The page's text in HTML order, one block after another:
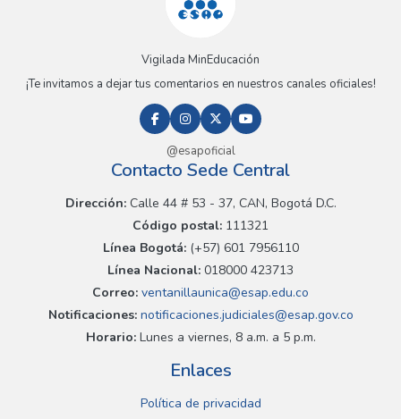
Vigilada MinEducación
¡Te invitamos a dejar tus comentarios en nuestros canales oficiales!
@esapoficial
Contacto Sede Central
Dirección:Calle 44 # 53 - 37, CAN, Bogotá D.C.
Código postal: 111321
Línea Bogotá:(+57) 601 7956110
Línea Nacional: 018000 423713
Correo: ventanillaunica@esap.edu.co
Notificaciones:notificaciones.judiciales@esap.gov.co
Horario:Lunes a viernes, 8 a.m. a 5 p.m.
Enlaces
Política de privacidad